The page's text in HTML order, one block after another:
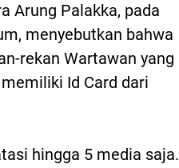
Arung Palakka, pada
menyebutkan bahwa
rekan Wartawan yang
Id Card dari
hingga 5 media saja.